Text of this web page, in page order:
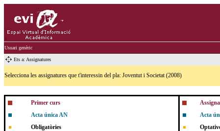
Usuari genèric
Ets a: Assignatures
Selecciona les assignatures que t'interessin del pla: Joventut i Societat (2008)
Primer curs
Acta única AN
Obligatòries
Acta